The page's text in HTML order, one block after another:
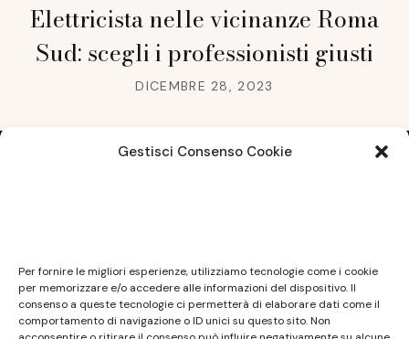
Gestisci Consenso Cookie
Per fornire le migliori esperienze, utilizziamo tecnologie come i cookie
per memorizzare e/o accedere alle informazioni del dispositivo. Il
consenso a queste tecnologie ci permetterà di elaborare dati come il
comportamento di navigazione o ID unici su questo sito. Non
Elettricista nelle vicinanze Roma
Sud: scegli i professionisti giusti
DICEMBRE 28, 2023
non ha carattere periodico essendo aggiornato
secondo la disponibilità e la reperibilità dei materiali.
Pertanto non può essere considerato in alcun modo